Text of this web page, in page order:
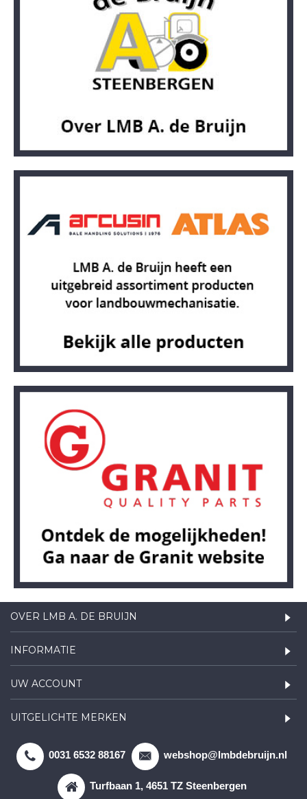
OVER LMB A. DE BRUIJN
INFORMATIE
UW ACCOUNT
UITGELICHTE MERKEN
0031 6532 88167 webshop@lmbdebruijn.nl
Turfbaan 1, 4651 TZ Steenbergen